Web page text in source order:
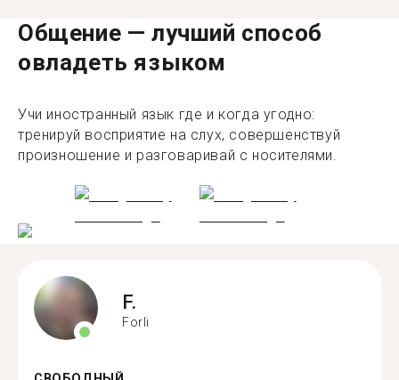
Общение — лучший способ
овладеть языком
Учи иностранный язык где и когда угодно:
тренируй восприятие на слух, совершенствуй
произношение и разговаривай с носителями.
F.
Forli